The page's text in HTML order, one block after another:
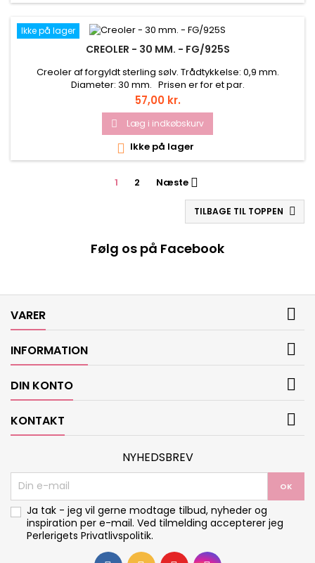
Ikke på lager
CREOLER - 30 MM. - FG/925S
Creoler af forgyldt sterling sølv. Trådtykkelse: 0,9 mm.
Diameter: 30 mm. Prisen er for et par.
Pris
57,00 kr.
 Læg i indkøbskurv
 Ikke på lager
1 2 Næste 
TILBAGE TIL TOPPEN 
Følg os på Facebook
VARER 
INFORMATION 
DIN KONTO 
KONTAKT 
NYHEDSBREV
Ja tak - jeg vil gerne modtage tilbud, nyheder og
inspiration per e-mail. Ved tilmelding accepterer jeg
Perlerigets Privatlivspolitik.